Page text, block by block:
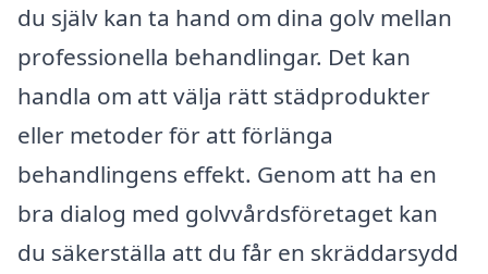
du själv kan ta hand om dina golv mellan
professionella behandlingar. Det kan
handla om att välja rätt städprodukter
eller metoder för att förlänga
behandlingens effekt. Genom att ha en
bra dialog med golvvårdsföretaget kan
du säkerställa att du får en skräddarsydd